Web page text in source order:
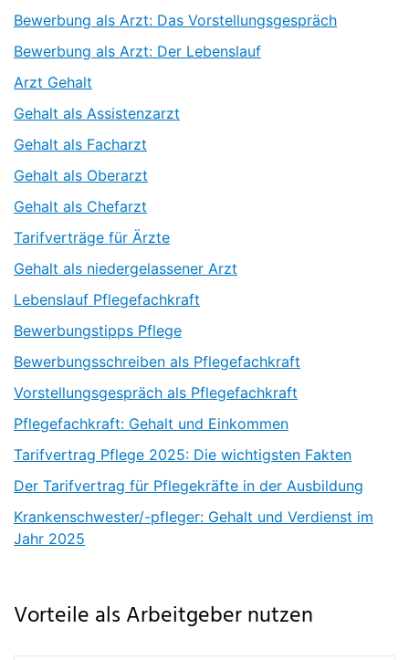
Bewerbung als Arzt: Das Vorstellungsgespräch
Bewerbung als Arzt: Der Lebenslauf
Arzt Gehalt
Gehalt als Assistenzarzt
Gehalt als Facharzt
Gehalt als Oberarzt
Gehalt als Chefarzt
Tarifverträge für Ärzte
Gehalt als niedergelassener Arzt
Lebenslauf Pflegefachkraft
Bewerbungstipps Pflege
Bewerbungsschreiben als Pflegefachkraft
Vorstellungsgespräch als Pflegefachkraft
Pflegefachkraft: Gehalt und Einkommen
Tarifvertrag Pflege 2025: Die wichtigsten Fakten
Der Tarifvertrag für Pflegekräfte in der Ausbildung
Krankenschwester/-pfleger: Gehalt und Verdienst im
Jahr 2025
Vorteile als Arbeitgeber nutzen